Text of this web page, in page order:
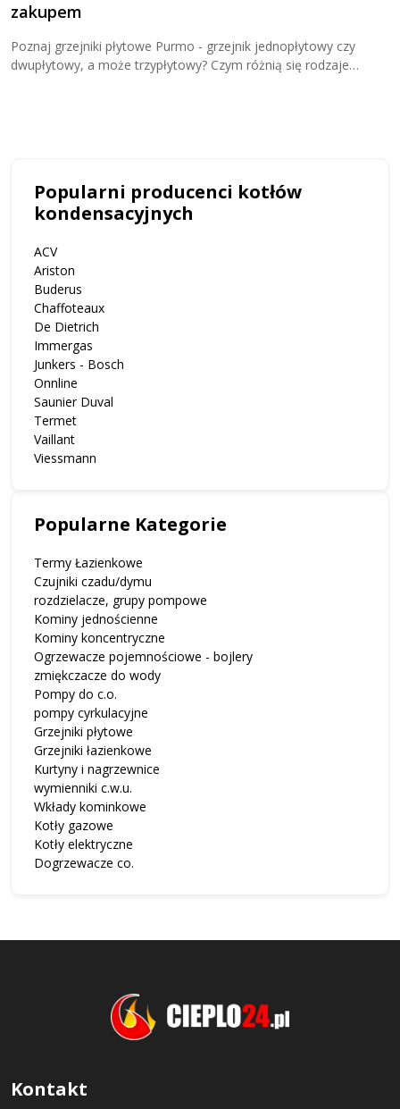
zakupem
Poznaj grzejniki płytowe Purmo - grzejnik jednopłytowy czy
dwupłytowy, a może trzypłytowy? Czym różnią się rodzaje
Popularni producenci kotłów
kondensacyjnych
ACV
Ariston
Buderus
Chaffoteaux
De Dietrich
Immergas
Junkers - Bosch
Onnline
Saunier Duval
Termet
Vaillant
Viessmann
Popularne Kategorie
Termy Łazienkowe
Czujniki czadu/dymu
rozdzielacze, grupy pompowe
Kominy jednościenne
Kominy koncentryczne
Ogrzewacze pojemnościowe - bojlery
zmiękczacze do wody
Pompy do c.o.
pompy cyrkulacyjne
Grzejniki płytowe
Grzejniki łazienkowe
Kurtyny i nagrzewnice
wymienniki c.w.u.
Wkłady kominkowe
Kotły gazowe
Kotły elektryczne
Dogrzewacze co.
Kontakt